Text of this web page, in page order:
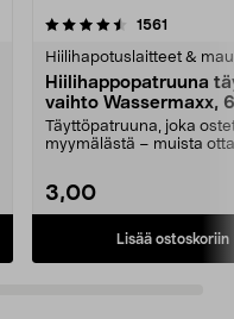
1561
Hiilihapotuslaitteet &
Hiilihappopatruuna
vaihto Wassermaxx,
Täyttöpatruuna, joka
myymälästä – muista
3,00
Lisää ostoskoriin
4.5viidestä